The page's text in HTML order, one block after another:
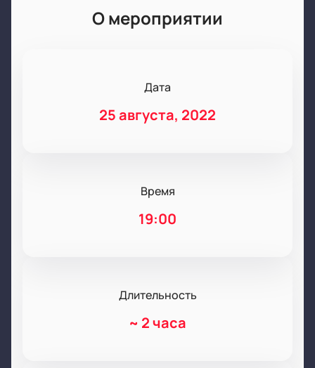
О мероприятии
Дата
25 августа, 2022
Время
19:00
Длительность
~ 2 часа